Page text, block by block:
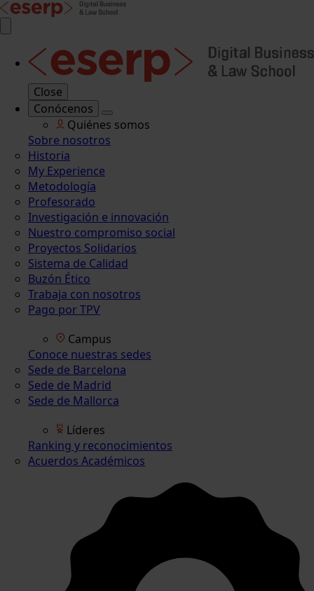
Close
Conócenos
Quiénes somos
Sobre nosotros
Historia
My Experience
Metodología
Profesorado
Investigación e innovación
Nuestro compromiso social
Proyectos Solidarios
Sistema de Calidad
Buzón Ético
Trabaja con nosotros
Pago por TPV
Campus
Conoce nuestras sedes
Sede de Barcelona
Sede de Madrid
Sede de Mallorca
Líderes
Ranking y reconocimientos
Acuerdos Académicos